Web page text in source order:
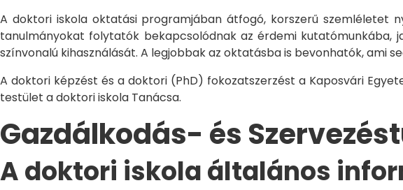
A doktori iskola oktatási programjában átfogó, korszerű szemléletet
tanulmányokat folytatók bekapcsolódnak az érdemi
színvonalú kihasználását. A legjobbak az oktatásba is bevonhatók, ami
A doktori képzést és a doktori (PhD) fokozatszerzést a Kaposvári
testület a doktori iskola Tanácsa.
Gazdálkodás- és
A doktori iskola általános